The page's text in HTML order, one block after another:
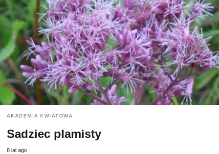
AKADEMIA KWIATOWA
Sadziec plamisty
8 lat ago